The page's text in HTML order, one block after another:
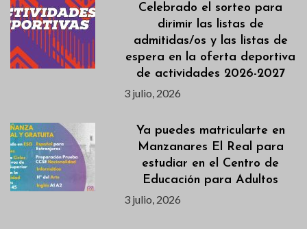
Celebrado el sorteo para
dirimir las listas de
admitidas/os y las listas de
espera en la oferta deportiva
de actividades 2026-2027
3 julio, 2026
Ya puedes matricularte en
Manzanares El Real para
estudiar en el Centro de
Educación para Adultos
3 julio, 2026